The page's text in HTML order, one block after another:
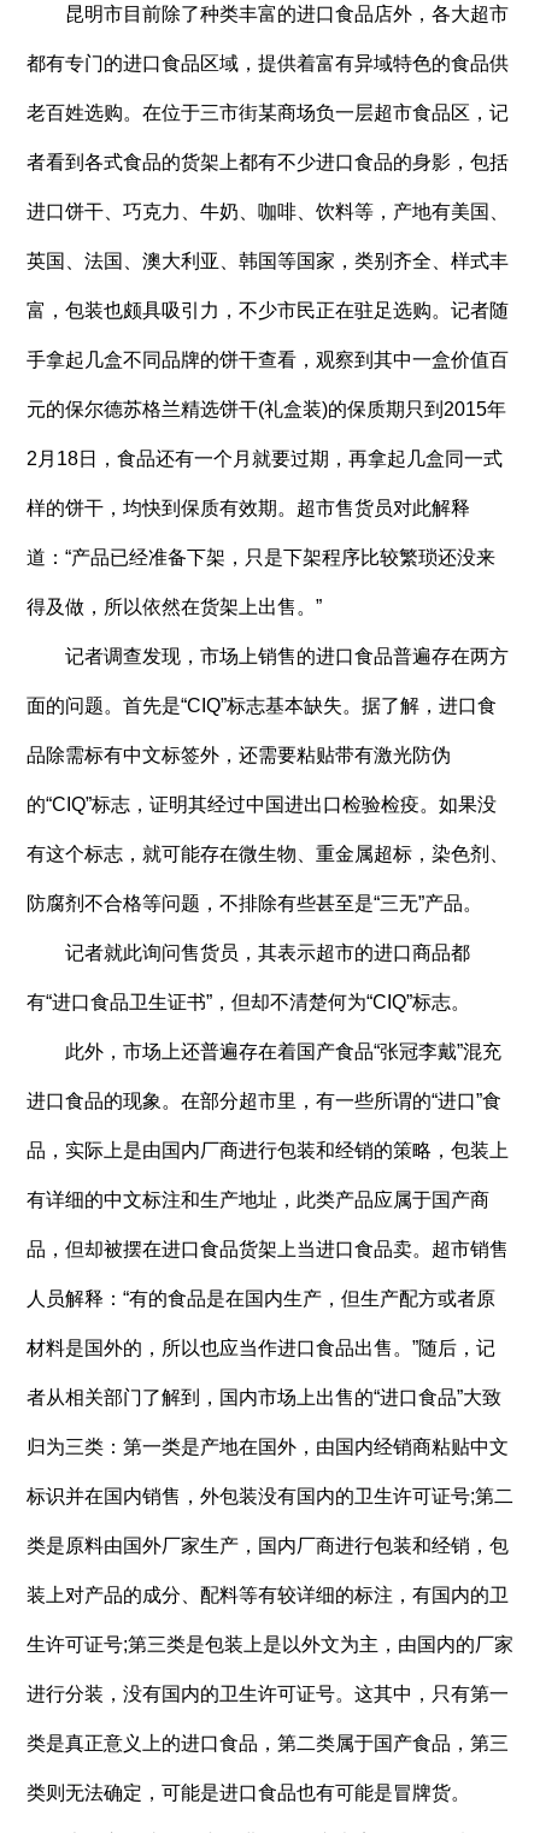
昆明市目前除了种类丰富的进口食品店外，各大超市
都有专门的进口食品区域，提供着富有异域特色的食品供
老百姓选购。在位于三市街某商场负一层超市食品区，记
者看到各式食品的货架上都有不少进口食品的身影，包括
进口饼干、巧克力、牛奶、咖啡、饮料等，产地有美国、
英国、法国、澳大利亚、韩国等国家，类别齐全、样式丰
富，包装也颇具吸引力，不少市民正在驻足选购。记者随
手拿起几盒不同品牌的饼干查看，观察到其中一盒价值百
元的保尔德苏格兰精选饼干(礼盒装)的保质期只到2015年
2月18日，食品还有一个月就要过期，再拿起几盒同一式
样的饼干，均快到保质有效期。超市售货员对此解释
道：“产品已经准备下架，只是下架程序比较繁琐还没来
得及做，所以依然在货架上出售。”
记者调查发现，市场上销售的进口食品普遍存在两方
面的问题。首先是“CIQ”标志基本缺失。据了解，进口食
品除需标有中文标签外，还需要粘贴带有激光防伪
的“CIQ”标志，证明其经过中国进出口检验检疫。如果没
有这个标志，就可能存在微生物、重金属超标，染色剂、
防腐剂不合格等问题，不排除有些甚至是“三无”产品。
记者就此询问售货员，其表示超市的进口商品都
有“进口食品卫生证书”，但却不清楚何为“CIQ”标志。
此外，市场上还普遍存在着国产食品“张冠李戴”混充
进口食品的现象。在部分超市里，有一些所谓的“进口”食
品，实际上是由国内厂商进行包装和经销的策略，包装上
有详细的中文标注和生产地址，此类产品应属于国产商
品，但却被摆在进口食品货架上当进口食品卖。超市销售
人员解释：“有的食品是在国内生产，但生产配方或者原
材料是国外的，所以也应当作进口食品出售。”随后，记
者从相关部门了解到，国内市场上出售的“进口食品”大致
归为三类：第一类是产地在国外，由国内经销商粘贴中文
标识并在国内销售，外包装没有国内的卫生许可证号;第二
类是原料由国外厂家生产，国内厂商进行包装和经销，包
装上对产品的成分、配料等有较详细的标注，有国内的卫
生许可证号;第三类是包装上是以外文为主，由国内的厂家
进行分装，没有国内的卫生许可证号。这其中，只有第一
类是真正意义上的进口食品，第二类属于国产食品，第三
类则无法确定，可能是进口食品也有可能是冒牌货。